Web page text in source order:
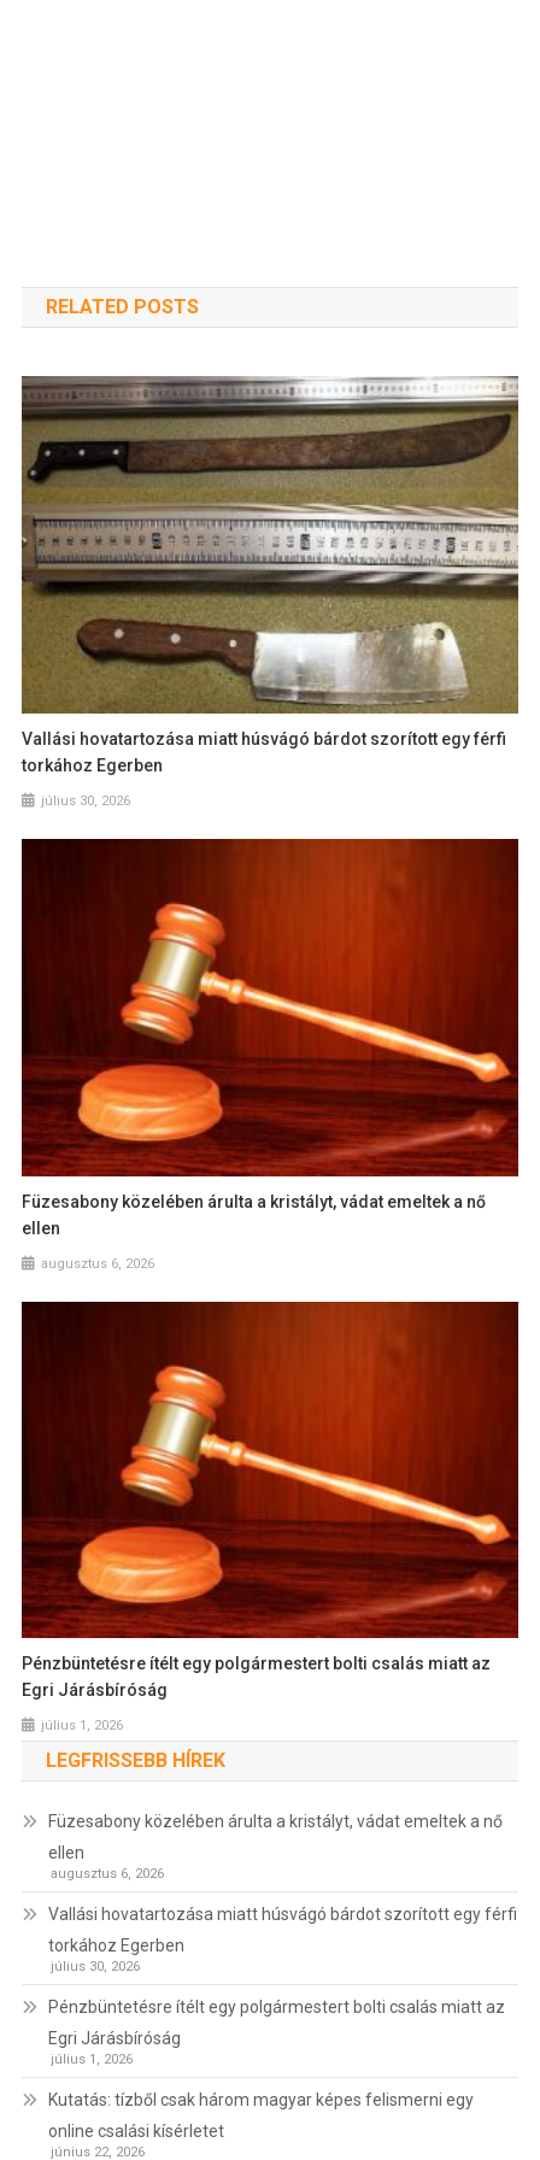
RELATED POSTS
Vallási hovatartozása miatt húsvágó bárdot szorított egy férfi
torkához Egerben
július 30, 2026
Füzesabony közelében árulta a kristályt, vádat emeltek a nő
ellen
augusztus 6, 2026
Pénzbüntetésre ítélt egy polgármestert bolti csalás miatt az
Egri Járásbíróság
július 1, 2026
LEGFRISSEBB HÍREK
Füzesabony közelében árulta a kristályt, vádat emeltek a nő
ellen
augusztus 6, 2026
Vallási hovatartozása miatt húsvágó bárdot szorított egy férfi
torkához Egerben
július 30, 2026
Pénzbüntetésre ítélt egy polgármestert bolti csalás miatt az
Egri Járásbíróság
július 1, 2026
Kutatás: tízből csak három magyar képes felismerni egy
online csalási kísérletet
június 22, 2026